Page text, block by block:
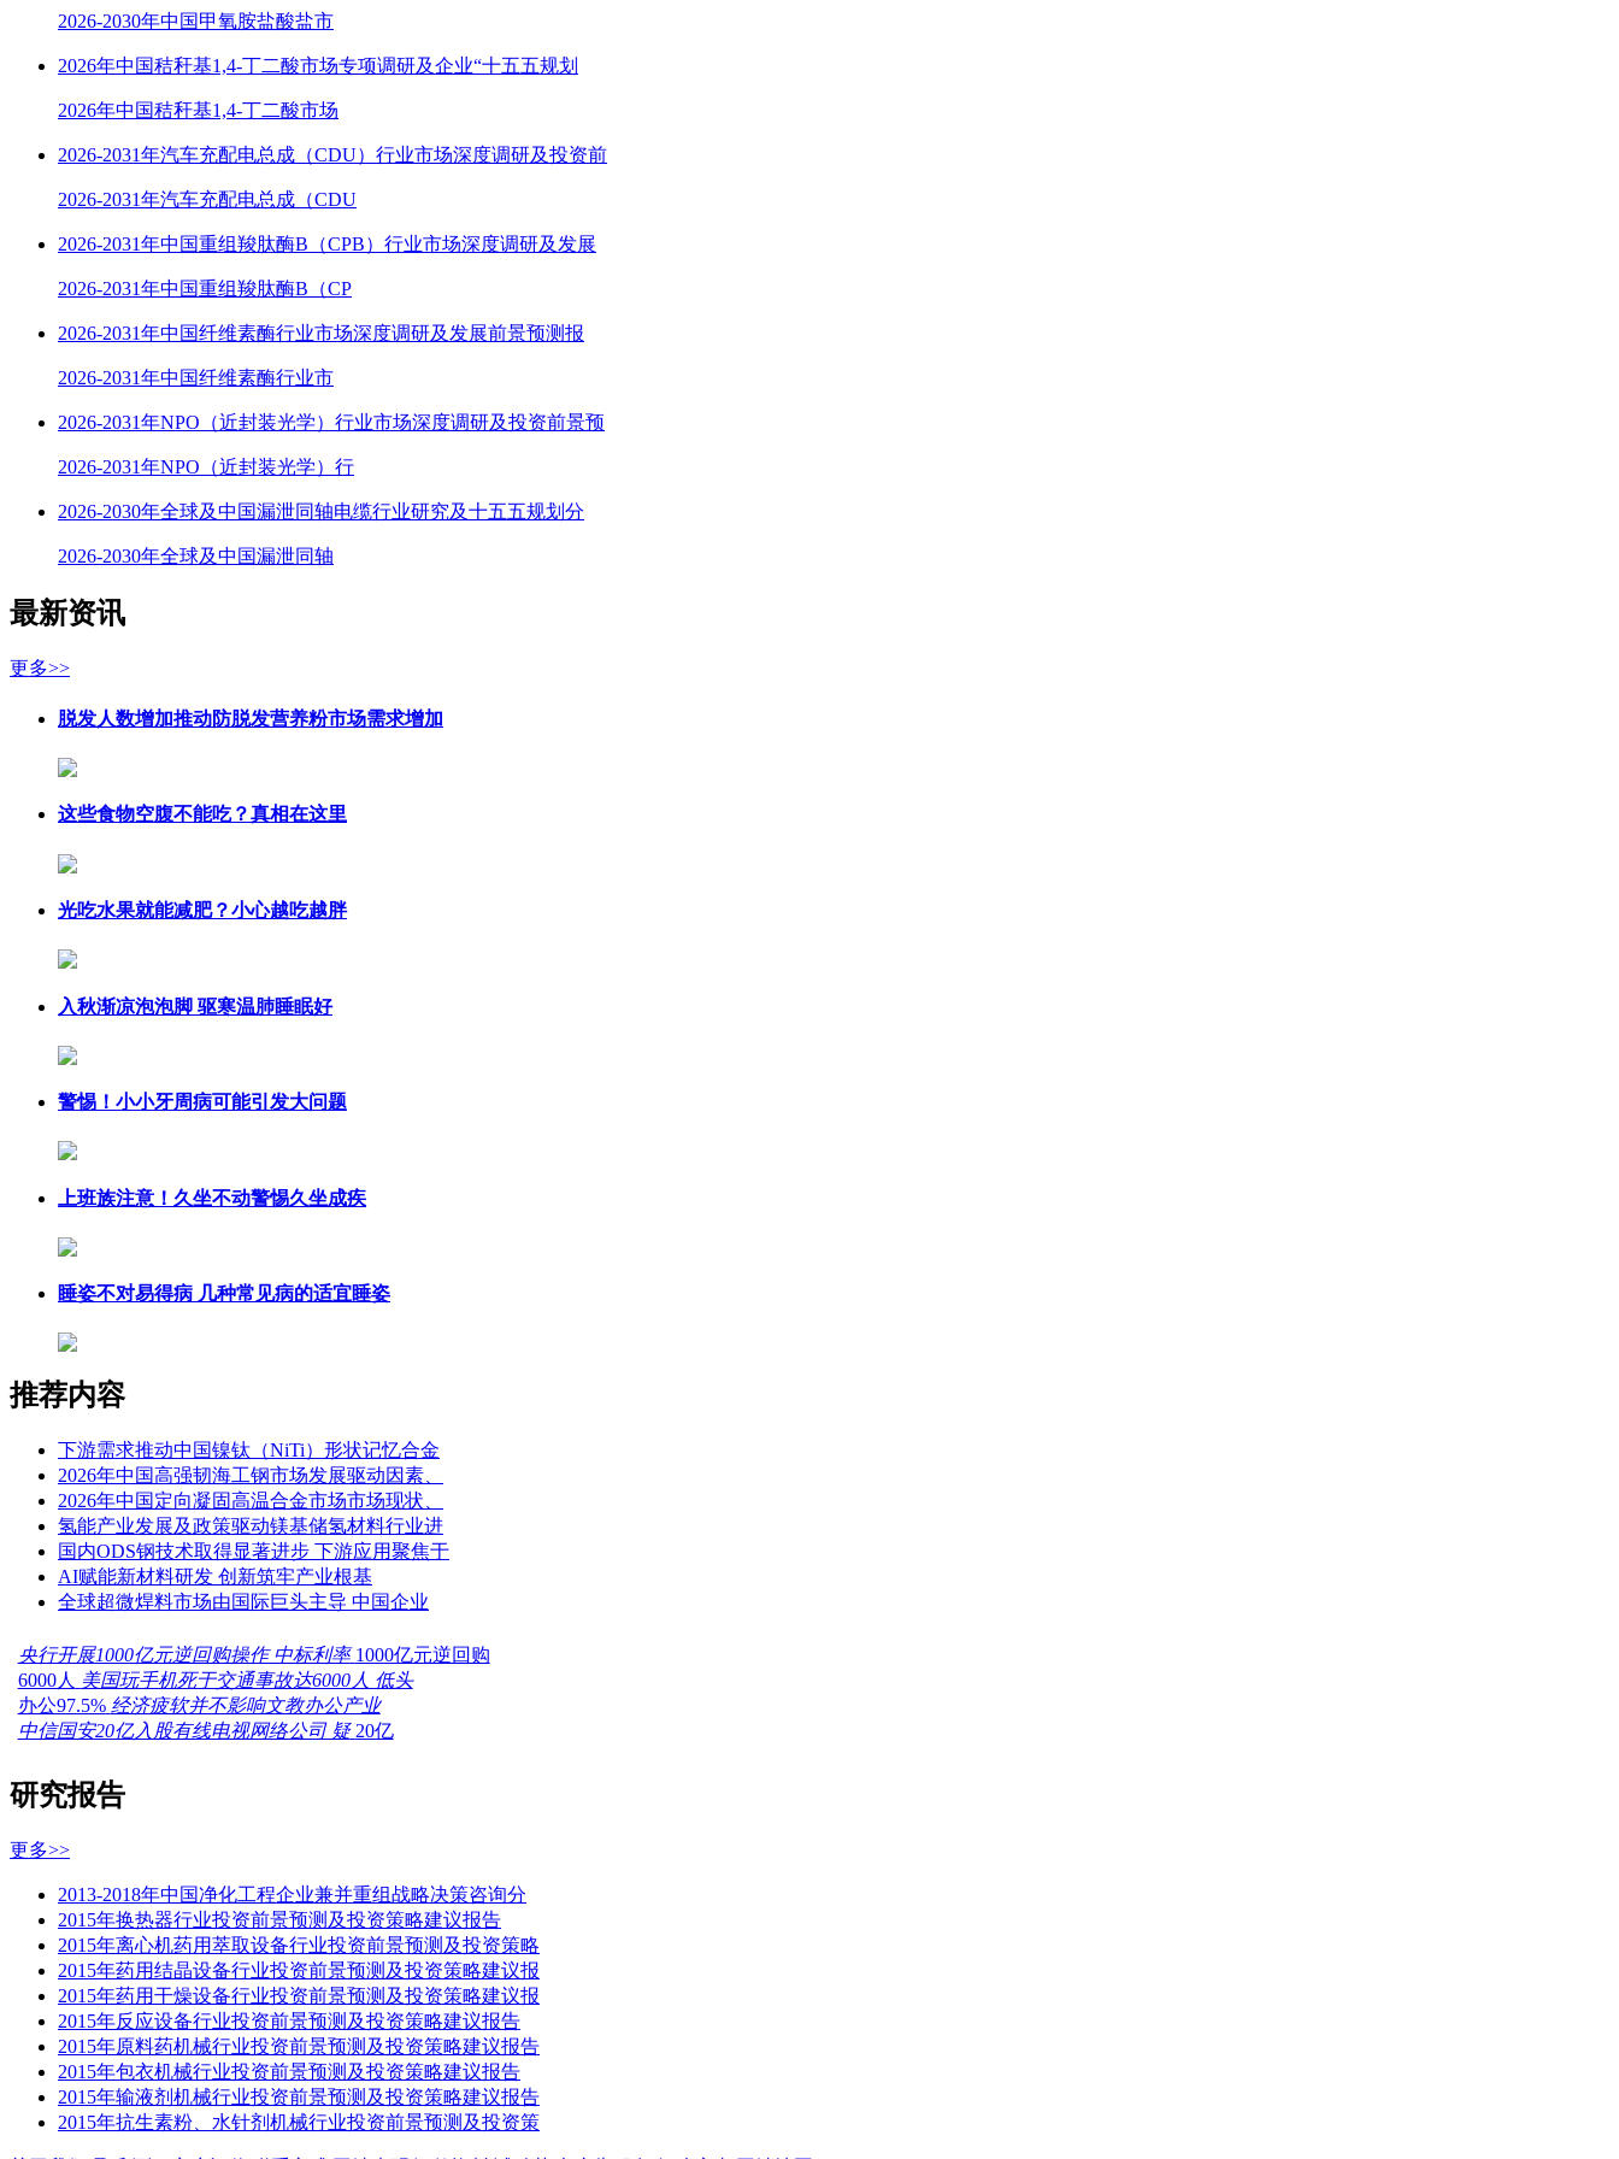
2026-2030年中国甲氧胺盐酸盐市
2026年中国秸秆基1,4-丁二酸市场专项调研及企业“十五五规划
2026年中国秸秆基1,4-丁二酸市场
2026-2031年汽车充配电总成（CDU）行业市场深度调研及投资前
2026-2031年汽车充配电总成（CDU
2026-2031年中国重组羧肽酶B（CPB）行业市场深度调研及发展
2026-2031年中国重组羧肽酶B（CP
2026-2031年中国纤维素酶行业市场深度调研及发展前景预测报
2026-2031年中国纤维素酶行业市
2026-2031年NPO（近封装光学）行业市场深度调研及投资前景预
2026-2031年NPO（近封装光学）行
2026-2030年全球及中国漏泄同轴电缆行业研究及十五五规划分
2026-2030年全球及中国漏泄同轴
最新资讯
更多>>
脱发人数增加推动防脱发营养粉市场需求增加
这些食物空腹不能吃？真相在这里
光吃水果就能减肥？小心越吃越胖
入秋渐凉泡泡脚 驱寒温肺睡眠好
警惕！小小牙周病可能引发大问题
上班族注意！久坐不动警惕久坐成疾
睡姿不对易得病 几种常见病的适宜睡姿
推荐内容
下游需求推动中国镍钛（NiTi）形状记忆合金
2026年中国高强韧海工钢市场发展驱动因素、
2026年中国定向凝固高温合金市场市场现状、
氢能产业发展及政策驱动镁基储氢材料行业进
国内ODS钢技术取得显著进步 下游应用聚焦于
AI赋能新材料研发 创新筑牢产业根基
全球超微焊料市场由国际巨头主导 中国企业
央行开展1000亿元逆回购操作 中标利率 1000亿元逆回购
6000人 美国玩手机死于交通事故达6000人 低头
办公97.5% 经济疲软并不影响文教办公产业
中信国安20亿入股有线电视网络公司 疑 20亿
研究报告
更多>>
2013-2018年中国净化工程企业兼并重组战略决策咨询分
2015年换热器行业投资前景预测及投资策略建议报告
2015年离心机药用萃取设备行业投资前景预测及投资策略
2015年药用结晶设备行业投资前景预测及投资策略建议报
2015年药用干燥设备行业投资前景预测及投资策略建议报
2015年反应设备行业投资前景预测及投资策略建议报告
2015年原料药机械行业投资前景预测及投资策略建议报告
2015年包衣机械行业投资前景预测及投资策略建议报告
2015年输液剂机械行业投资前景预测及投资策略建议报告
2015年抗生素粉、水针剂机械行业投资前景预测及投资策